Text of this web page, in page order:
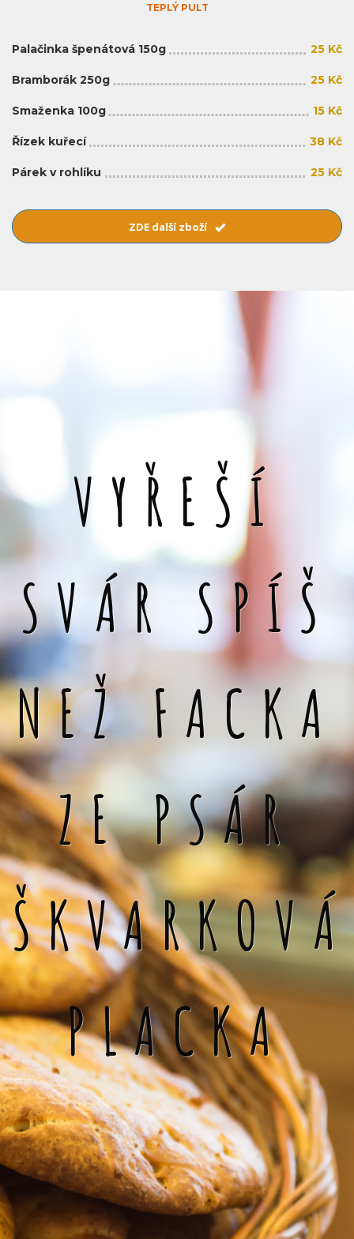
TEPLÝ PULT
Palačinka špenátová 150g 25 Kč
Bramborák 250g 25 Kč
Smaženka 100g 15 Kč
Řízek kuřecí 38 Kč
Párek v rohlíku 25 Kč
ZDE další zboží
VYŘEŠÍ
SVÁR SPÍŠ
NEŽ FACKA
ZE PSÁR
ŠKVARKOVÁ
PLACKA